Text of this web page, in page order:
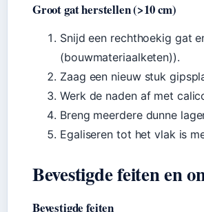
Groot gat herstellen (>10 cm)
Snijd een rechthoekig gat
(bouwmateriaalketen)).
Zaag een nieuw stuk
Werk de naden af met
Breng meerdere dunne
Egaliseren tot het vlak is
Bevestigde feiten en
Bevestigde feiten